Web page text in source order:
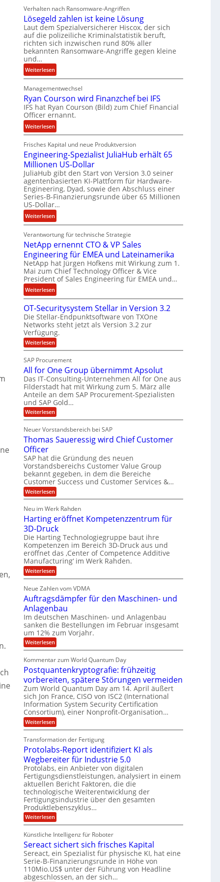
e
i
t
e
n
u
s
m
e
n
Verhalten nach Ransomware-Angriffen
Lösegeld zahlen ist keine Lösung
Laut dem Spezialversicherer Hiscox, der sich
auf die polizeiliche Kriminalstatistik beruft,
richten sich inzwischen rund 80% aller
bekannten Ransomware-Angriffe gegen kleine
und…
Weiterlesen:
L
ö
s
e
g
e
l
d
z
a
h
l
e
n
i
s
k
e
i
n
e
L
ö
u
n
g
Managementwechsel
Ryan Courson wird Finanzchef bei IFS
IFS hat Ryan Courson (Bild) zum Chief Financial
Officer ernannt.
Weiterlesen:
R
y
a
n
C
o
u
r
s
o
w
i
r
d
F
i
n
n
z
c
h
e
f
b
e
i
I
F
S
Frisches Kapital und neue Produktversion
Engineering-Spezialist JuliaHub erhält 65
Millionen US-Dollar
JuliaHub gibt den Start von Version 3.0 seiner
agentenbasierten KI-Plattform für Hardware-
Engineering, Dyad, sowie den Abschluss einer
Series-B-Finanzierungsrunde über 65 Millionen
US-Dollar…
Weiterlesen:
E
n
g
i
n
e
e
r
i
n
g
-
S
p
a
l
i
s
t
J
u
i
a
H
u
b
e
h
ä
l
t
6
5
M
i
l
l
i
o
n
e
U
S
-
D
o
l
l
a
r
Verantwortung für technische Strategie
NetApp ernennt CTO & VP Sales
Engineering für EMEA und Lateinamerika
NetApp hat Jürgen Hofkens mit Wirkung zum 1.
Mai zum Chief Technology Officer & Vice
President of Sales Engineering für EMEA und…
Weiterlesen:
N
e
t
A
p
p
r
n
e
n
n
t
C
T
O
V
P
S
a
l
E
n
g
i
n
e
e
r
i
n
g
f
ü
r
M
E
A
u
n
d
L
a
t
e
i
a
m
e
r
i
k
OT-Securitysystem Stellar in Version 3.2
Die Stellar-Endpunktsoftware von TXOne
Networks steht jetzt als Version 3.2 zur
Verfügung.
Weiterlesen:
O
-
S
e
c
u
r
i
t
y
y
s
m
S
t
e
l
l
a
r
n
V
e
r
s
i
o
n
3
2
SAP Procurement
All for One Group übernimmt Apsolut
Das IT-Consulting-Unternehmen All for One aus
Filderstadt hat mit Wirkung zum 5. März alle
Anteile an dem SAP Procurement-Spezialisten
und SAP Gold…
Weiterlesen:
A
l
f
O
n
e
G
r
o
u
p
b
e
r
n
i
m
m
t
A
s
o
l
u
t
Neuer Vorstandsbereich bei SAP
Thomas Saueressig wird Chief Customer
Officer
SAP hat die Gründung des neuen
Vorstandsbereichs Customer Value Group
bekannt gegeben, in dem die Bereiche
Customer Success und Customer Services &…
Weiterlesen:
T
o
m
a
s
S
a
u
e
r
e
s
s
g
w
i
r
d
C
h
i
C
u
s
t
o
m
e
r
O
ff
i
e
r
Neu im Werk Rahden
Harting eröffnet Kompetenzzentrum für
3D-Druck
Die Harting Technologiegruppe baut ihre
Kompetenzen im Bereich 3D-Druck aus und
eröffnet das ‚Center of Competence Additive
Manufacturing‘ im Werk Rahden.
Weiterlesen:
H
r
t
i
n
g
e
r
ö
f
f
n
t
K
o
m
p
e
t
e
n
z
e
n
t
r
u
m
f
ü
r
3
D
-
D
r
u
c
k
Neue Zahlen vom VDMA
Auftragsdämpfer für den Maschinen- und
Anlagenbau
Im deutschen Maschinen- und Anlagenbau
sanken die Bestellungen im Februar insgesamt
um 12% zum Vorjahr.
Weiterlesen:
A
f
t
r
a
g
s
d
ä
m
p
f
e
f
ü
d
e
n
M
a
s
c
h
i
n
e
n
-
u
n
d
Kommentar zum World Quantum Day
Postquantenkryptografie: frühzeitig
vorbereiten, spätere Störungen vermeiden
Zum World Quantum Day am 14. April äußert
sich Jon France, CISO von ISC2 (International
Information System Security Certification
Consortium), einer Nonprofit-Organisation…
Weiterlesen:
P
s
t
q
u
a
n
t
e
n
k
r
y
p
o
g
r
a
f
i
e
Transformation der Fertigung
Protolabs-Report identifiziert KI als
Wegbereiter für Industrie 5.0
Protolabs, ein Anbieter von digitalen
Fertigungsdienstleistungen, analysiert in einem
aktuellen Bericht Faktoren, die die
technologische Weiterentwicklung der
Fertigungsindustrie über den gesamten
Produktlebenszyklus…
Weiterlesen:
P
o
t
o
l
a
b
s
Künstliche Intelligenz für Roboter
Sereact sichert sich frisches Kapital
Sereact, ein Spezialist für physische KI, hat eine
Serie-B-Finanzierungsrunde in Höhe von
110Mio.US$ unter der Führung von Headline
abgeschlossen, an der sich…